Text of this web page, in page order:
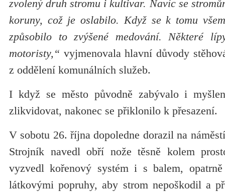
zvolený druh stromu i kultivar. Navíc se
koruny, což je oslabilo. Když se k tomu
způsobilo to zvýšené medování. Některé
motoristy,“ vyjmenovala hlavní důvody
z oddělení komunálních služeb.
I když se město původně zabývalo i
zlikvidovat, nakonec se přiklonilo k přesazení.
V sobotu 26. října dopoledne dorazil na
Strojník navedl obří nože těsně kolem
vyzvedl kořenový systém i s balem,
látkovými popruhy, aby strom nepoškodil a